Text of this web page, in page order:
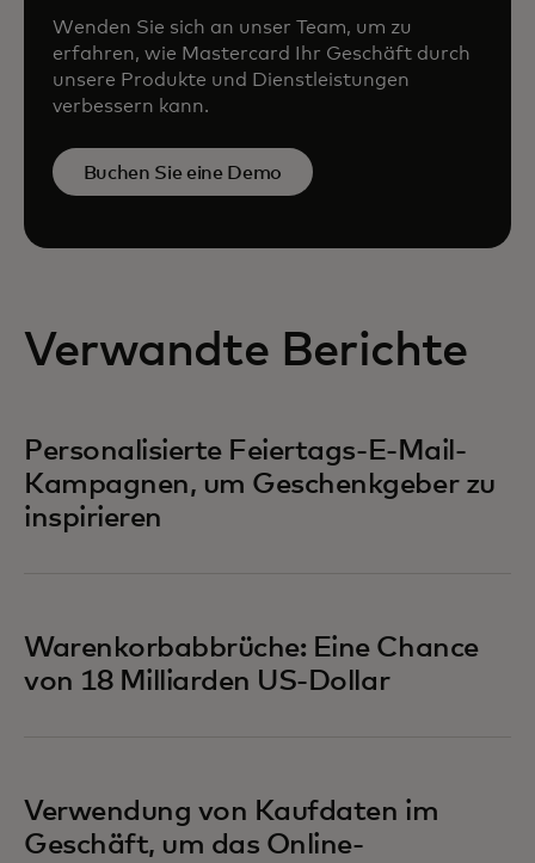
Wenden Sie sich an unser Team, um zu
erfahren, wie Mastercard Ihr Geschäft durch
unsere Produkte und Dienstleistungen
verbessern kann.
Buchen Sie eine Demo
Verwandte Berichte
Personalisierte Feiertags-E-Mail-
Kampagnen, um Geschenkgeber zu
inspirieren
Warenkorbabbrüche: Eine Chance
von 18 Milliarden US-Dollar
Verwendung von Kaufdaten im
Geschäft, um das Online-